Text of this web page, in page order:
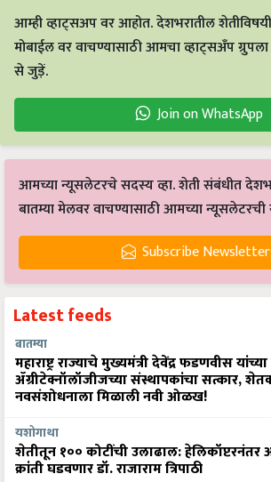
आम्ही व्हाट्सअप वर आहोत. देशभरातील
मोबाईल वर वाचण्यासाठी आमचा व्हाट्सअँप
से जुड़ें.
Join on WhatsApp
आमच्या न्यूसलेटरचे सदस्य व्हा. शेती संबंधीत
बातम्या मेलवर वाचण्यासाठी आमच्या न्यूसलेटरची
Subscribe
Latest feeds
बातम्या
महाराष्ट्र राज्याचे मुख्यमंत्री देवेंद्र फडणवीस
ॲग्रीटेक्नॉलॉजीजच्या संस्थापकांचा सत्कार,
नवसंशोधनाला मिळाली नवी ओळख!
यशोगाथा
शेतीतून १०० कोटींची उलाढाल: हेलिकॉप्टरनंतर
क्रांती घडवणार डॉ. राजाराम त्रिपाठी